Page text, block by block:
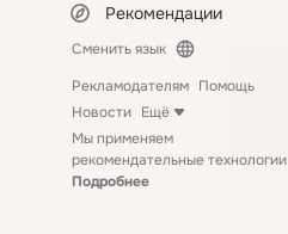
Рекомендации
Сменить язык
Рекламодателям Помощь
Новости Ещё
Мы применяем
рекомендательные технологии
Подробнее